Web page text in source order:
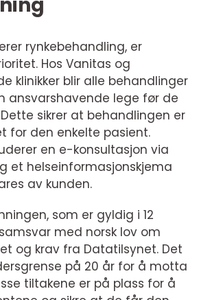
rynkebehandling, er
Hos Vanitas og
klinikker blir alle behandlinger
ansvarshavende lege før de
sikrer at behandlingen er
for den enkelte pasient.
en e-konsultasjon via
et helseinformasjonskjema
av kunden.
som er gyldig i 12
med norsk lov om
og krav fra Datatilsynet. Det
på 20 år for å motta
tiltakene er på plass for å